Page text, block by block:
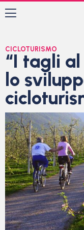
CICLOTURISMO
“I tagli
lo